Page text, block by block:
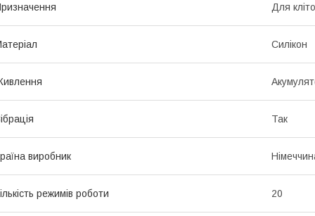
Для
Силікон
Так
виробник
режимів роботи 20